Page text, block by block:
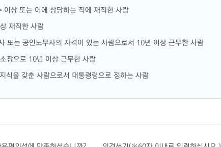
이상 또는 이에 상당하는 직에 재직한 사람
재직한 사람
또는 공인노무사의 자격이 있는 사람으로서 10년 이상 근무한 사람
장으로 10년 이상 근무한 사람
식을 갖춘 사람으로서 대통령령으로 정하는 사람